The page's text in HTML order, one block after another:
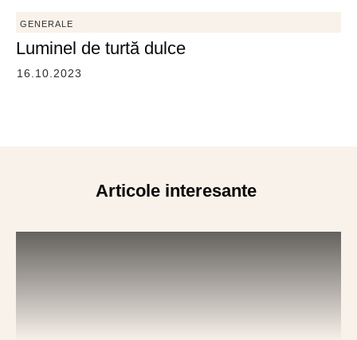
GENERALE
Luminel de turtă dulce
16.10.2023
Articole interesante